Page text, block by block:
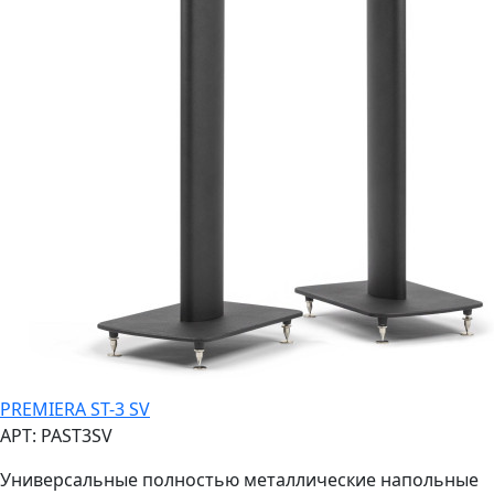
PREMIERA ST-3 SV
АРТ: PAST3SV
Универсальные полностью металлические напольные